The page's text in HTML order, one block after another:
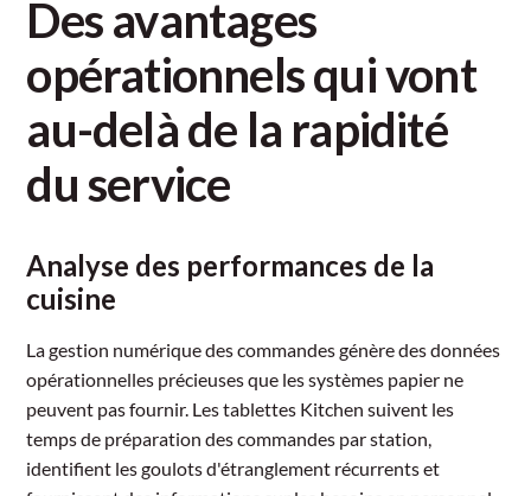
Des avantages
opérationnels qui vont
au-delà de la rapidité
du service
Analyse des performances de la
cuisine
La gestion numérique des commandes génère des données
opérationnelles précieuses que les systèmes papier ne
peuvent pas fournir. Les tablettes Kitchen suivent les
temps de préparation des commandes par station,
identifient les goulots d'étranglement récurrents et